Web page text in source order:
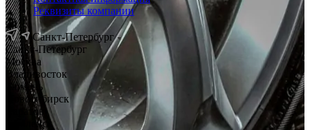
Реквизиты компании
Санкт-Петербург
Санкт-Петербург
Москва
Владивосток
Тюмень
Новосибирск
Саратов
Смоленск